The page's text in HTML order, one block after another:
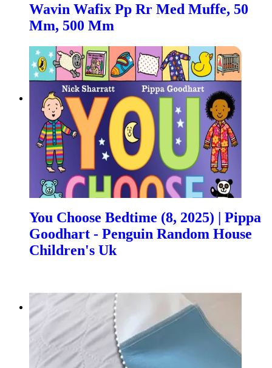
Wavin Wafix Pp Rr Med Muffe, 50
Mm, 500 Mm
You Choose Bedtime (8, 2025) | Pippa
Goodhart - Penguin Random House
Children's Uk